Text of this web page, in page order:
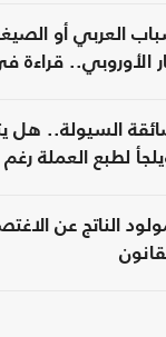
العربي أو
الأوروبي.. قراءة
السيولة.. هل
لطبع العملة
الناتج عن